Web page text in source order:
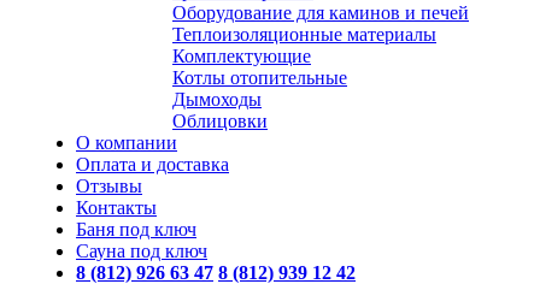
Оборудование для каминов и печей
Теплоизоляционные материалы
Комплектующие
Котлы отопительные
Дымоходы
Облицовки
О компании
Оплата и доставка
Отзывы
Контакты
Баня под ключ
Сауна под ключ
8 (812) 926 63 47 8 (812) 939 12 42